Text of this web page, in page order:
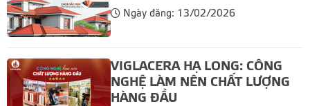
Ngày đăng: 13/02/2026
VIGLACERA HẠ LONG: CÔNG
NGHỆ LÀM NÊN CHẤT LƯỢNG
HÀNG ĐẦU